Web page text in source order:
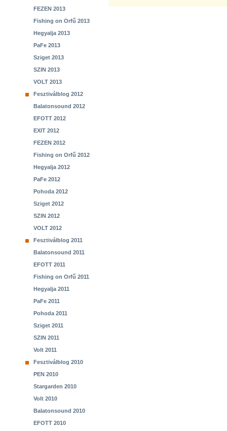
FEZEN 2013
Fishing on Orfű 2013
Hegyalja 2013
PaFe 2013
Sziget 2013
SZIN 2013
VOLT 2013
Fesztiválblog 2012
Balatonsound 2012
EFOTT 2012
EXIT 2012
FEZEN 2012
Fishing on Orfű 2012
Hegyalja 2012
PaFe 2012
Pohoda 2012
Sziget 2012
SZIN 2012
VOLT 2012
Fesztiválblog 2011
Balatonsound 2011
EFOTT 2011
Fishing on Orfű 2011
Hegyalja 2011
PaFe 2011
Pohoda 2011
Sziget 2011
SZIN 2011
Volt 2011
Fesztiválblog 2010
PEN 2010
Stargarden 2010
Volt 2010
Balatonsound 2010
EFOTT 2010